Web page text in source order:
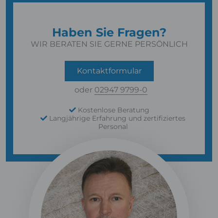
Haben Sie Fragen?
WIR BERATEN SIE GERNE PERSÖNLICH
Kontaktformular
oder 02947 9799-0
Kostenlose Beratung
Langjährige Erfahrung und zertifiziertes
Personal